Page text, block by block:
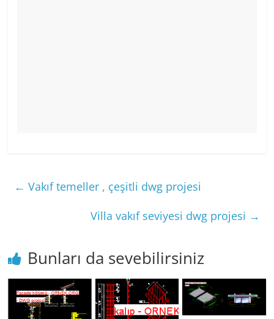
← Vakıf temeller , çeşitli dwg projesi
Villa vakıf seviyesi dwg projesi →
Bunları da sevebilirsiniz